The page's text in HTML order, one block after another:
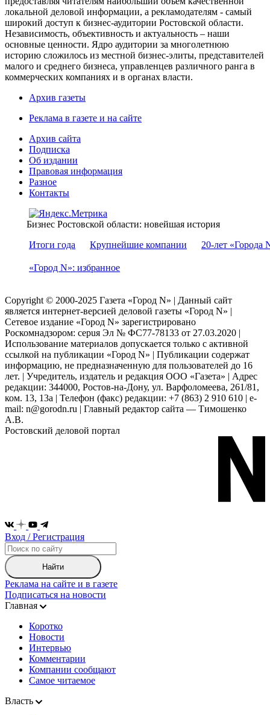
локальной деловой информации, а рекламодателям - самый
широкий доступ к бизнес-аудитории Ростовской области.
Независимость, объективность и актуальность – наши
основные ценности. Ядро аудитории за многолетнюю
историю сложилось из местной бизнес-элиты, представителей
малого и среднего бизнеса, управленцев различного ранга в
коммерческих компаниях и в органах власти.
Архив газеты
Реклама в газете и на сайте
Архив сайта
Подписка
Об издании
Правовая информация
Разное
Контакты
Бизнес Ростовской области: новейшая история
Итоги года
Крупнейшие компании 20-лет «Города
«Город N»: избранное
Copyright © 2000-2025 Газета «Город N» | Данный сайт
является интернет-версией деловой газеты «Город N» |
Сетевое издание «Город N» зарегистрировано
Роскомнадзором: серuя Эл № ФС77-78133 от 27.03.2020 |
Использование материалов допускается только с активной
ссылкой на публикации «Город N» | Публикации содержат
информацию, не предназначенную для пользователей до 16
лет. | Учредитель, издатель и редакция ООО «Газета» | Адрес
редакции: 344000, Ростов-на-Дону, ул. Варфоломеева, 261/81,
ком. 13, 13а | Телефон (факс) редакции: +7 (863) 2 910 610 | e-
mail: n@gorodn.ru | Главный редактор сайта — Тимошенко
А.В.
Ростовский деловой портал
Вход / Регистрация
Найти
Реклама на сайте и в газете
Подписаться на новости
Главная
Коротко
Новости
Интервью
Комментарии
Компании сообщают
Самое читаемое
Власть